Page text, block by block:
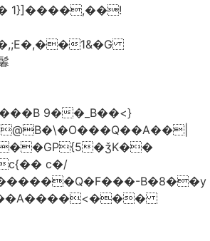
9��_B��<}
�ǯK��
B�8��y